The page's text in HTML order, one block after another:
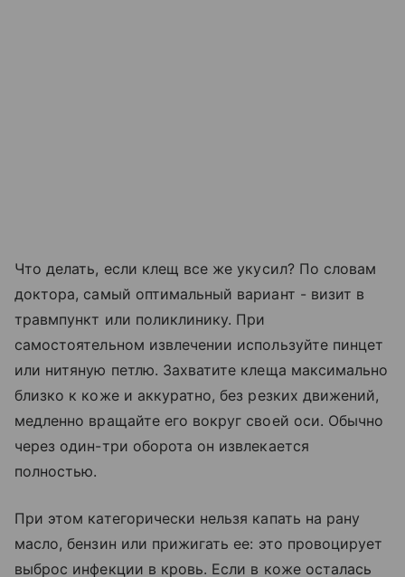
Что делать, если клещ все же укусил? По словам
доктора, самый оптимальный вариант - визит в
травмпункт или поликлинику. При
самостоятельном извлечении используйте пинцет
или нитяную петлю. Захватите клеща максимально
близко к коже и аккуратно, без резких движений,
медленно вращайте его вокруг своей оси. Обычно
через один-три оборота он извлекается
полностью.
При этом категорически нельзя капать на рану
масло, бензин или прижигать ее: это провоцирует
выброс инфекции в кровь. Если в коже осталась